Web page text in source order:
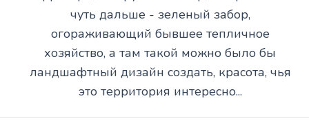
чуть дальше - зеленый забор,
огораживающий бывшее тепличное
хозяйство, а там такой можно было бы
ландшафтный дизайн создать, красота, чья
это территория интересно...